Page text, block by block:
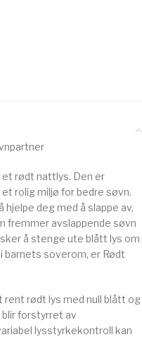
rødt nattlys. Den er
rolig miljø for bedre søvn.
deg med å slappe av,
fremmer avslappende søvn
å stenge ute blått lys om
soverom, er Rødt
rødt lys med null blått og
blir forstyrret av
lysstyrkekontroll kan